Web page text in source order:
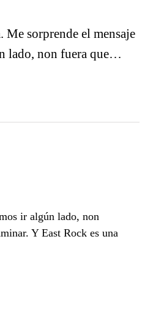
Me sorprende el mensaje
lado, non fuera que…
ir algún lado, non
Y East Rock es una